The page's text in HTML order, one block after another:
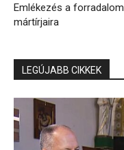
Emlékezés a forradalom
mártírjaira
LEGÚJABB CIKKEK